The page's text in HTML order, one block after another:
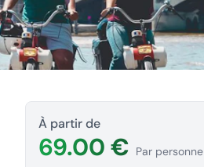
À partir de
69.00 € Par personne